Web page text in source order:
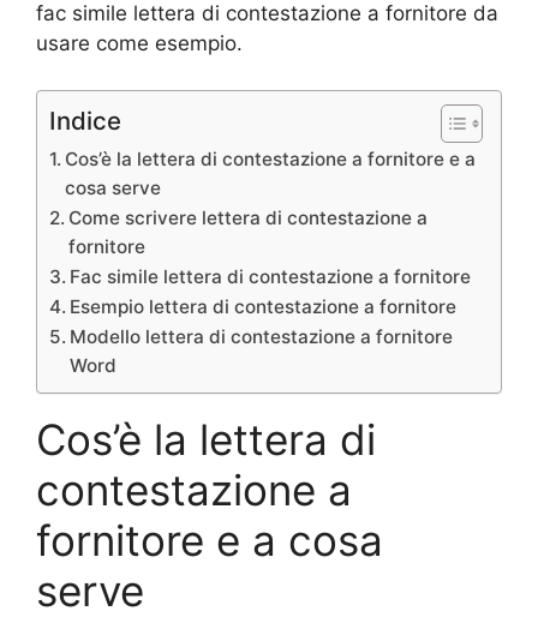
fac simile lettera di contestazione a fornitore da
usare come esempio.
Indice
Cos’è la lettera di contestazione a fornitore e a
cosa serve
Come scrivere lettera di contestazione a
fornitore
Fac simile lettera di contestazione a fornitore
Esempio lettera di contestazione a fornitore
Modello lettera di contestazione a fornitore
Word
Cos’è la lettera di
contestazione a
fornitore e a cosa
serve